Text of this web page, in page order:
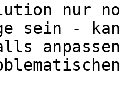
nur
sein -